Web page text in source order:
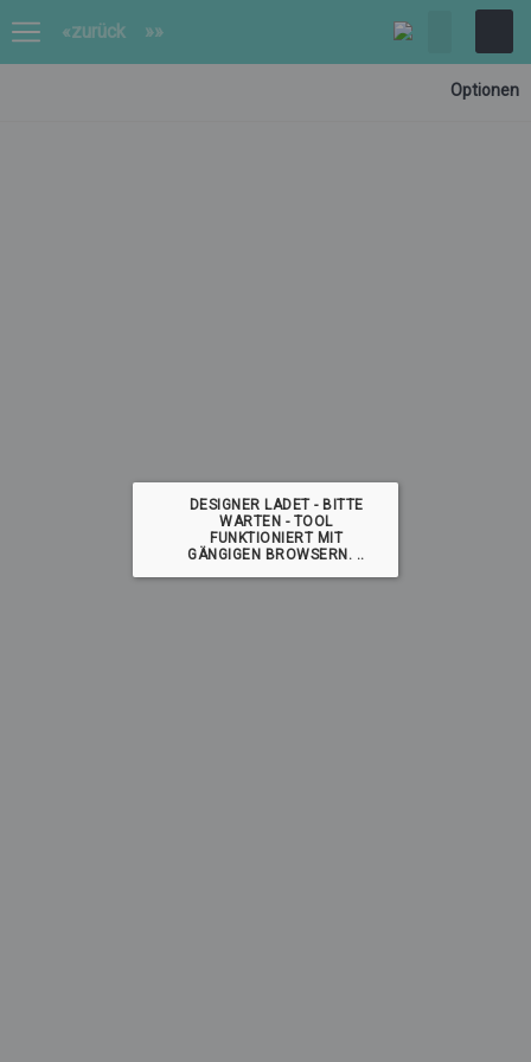
«zurück »»
Optionen